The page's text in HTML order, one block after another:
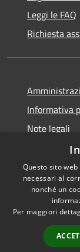
Leggi le FAQ
Richiesta
Informativa
Note legali
RSS
Accessibilità
Questo sito
necessari al
nonché un
Per maggiori